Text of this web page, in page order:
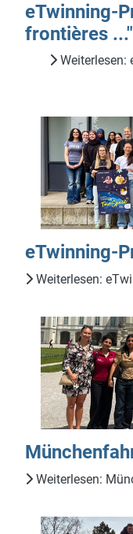
eTwinning-
frontières ..."
Weiterlesen:
eTwinning-
Weiterlesen:
Weiterlesen: